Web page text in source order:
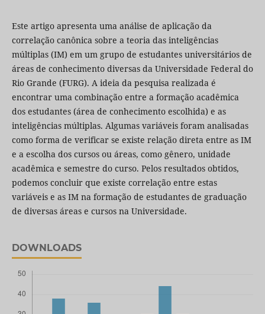
Este artigo apresenta uma análise de aplicação da
correlação canônica sobre a teoria das inteligências
múltiplas (IM) em um grupo de estudantes universitários de
áreas de conhecimento diversas da Universidade Federal do
Rio Grande (FURG). A ideia da pesquisa realizada é
encontrar uma combinação entre a formação acadêmica
dos estudantes (área de conhecimento escolhida) e as
inteligências múltiplas. Algumas variáveis foram analisadas
como forma de verificar se existe relação direta entre as IM
e a escolha dos cursos ou áreas, como gênero, unidade
acadêmica e semestre do curso. Pelos resultados obtidos,
podemos concluir que existe correlação entre estas
variáveis e as IM na formação de estudantes de graduação
de diversas áreas e cursos na Universidade.
DOWNLOADS